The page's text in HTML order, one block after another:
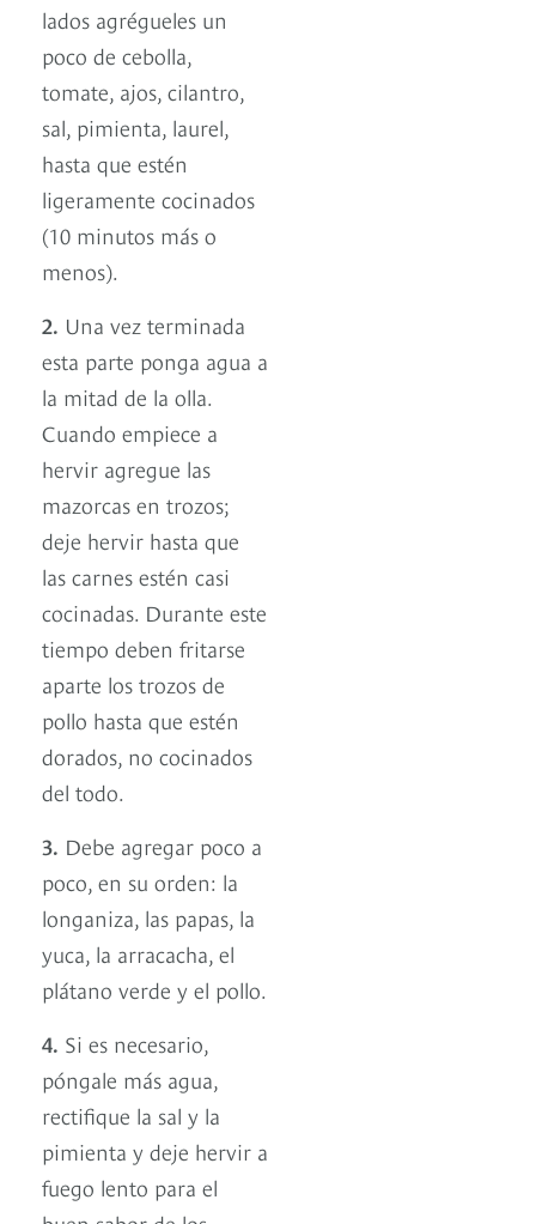
lados agrégueles un
poco de cebolla,
tomate, ajos, cilantro,
sal, pimienta, laurel,
hasta que estén
ligeramente cocinados
(10 minutos más o
menos).
2. Una vez terminada
esta parte ponga agua a
la mitad de la olla.
Cuando empiece a
hervir agregue las
mazorcas en trozos;
deje hervir hasta que
las carnes estén casi
cocinadas. Durante este
tiempo deben fritarse
aparte los trozos de
pollo hasta que estén
dorados, no cocinados
del todo.
3. Debe agregar poco a
poco, en su orden: la
longaniza, las papas, la
yuca, la arracacha, el
plátano verde y el pollo.
4. Si es necesario,
póngale más agua,
rectifique la sal y la
pimienta y deje hervir a
fuego lento para el